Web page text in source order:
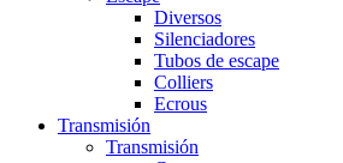
Diversos
Silenciadores
Tubos de escape
Colliers
Ecrous
Transmisión
Transmisión